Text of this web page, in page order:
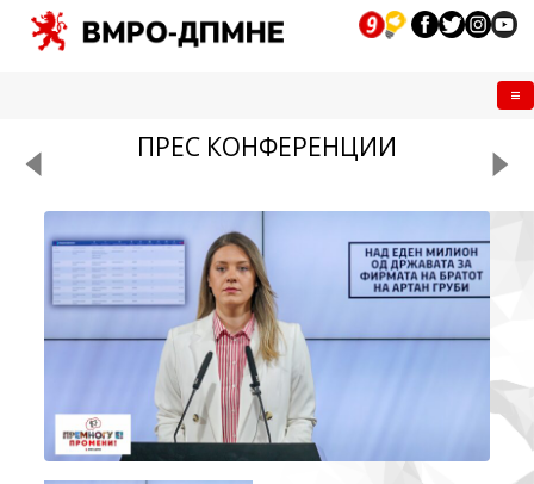
ПРЕС КОНФЕРЕНЦИИ